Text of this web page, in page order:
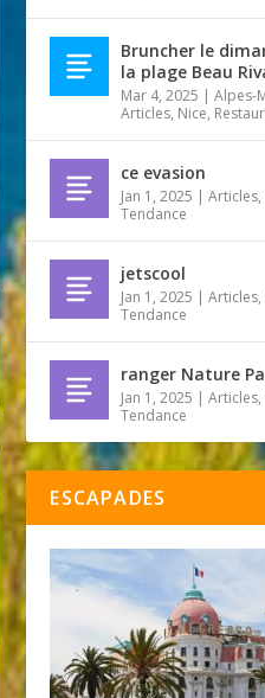
Bruncher le
la plage Beau
Mar 4, 2025 |Alpes-
Articles, Nice,
ce evasion
Jan 1, 2025 |Articles,
Tendance
jetscool
Jan 1, 2025 |Articles,
Tendance
ranger Nature
Jan 1, 2025 |Articles,
Tendance
ESCAPADES